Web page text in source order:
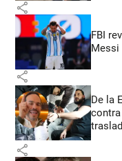
share
FBI
Messi
share
De la
share